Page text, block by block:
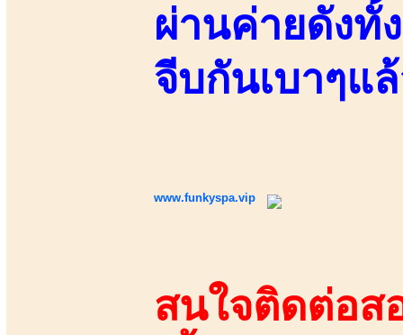
ผ่านค่ายดังทั้
จีบกันเบาๆแ
www.funkyspa.vip
สนใจติดต่อส